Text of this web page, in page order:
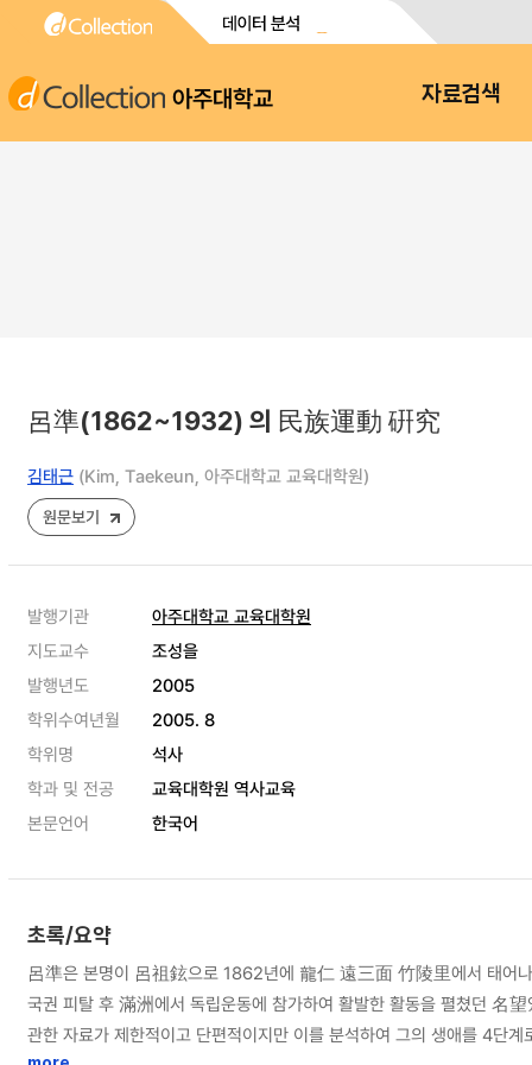
아주대학교 자료검색
呂準(1862~1932) 의 民族運動 硏究
김태근 (Kim, Taekeun, 아주대학교 교육대학원)
원문보기
발행기관
아주대학교 교육대학원
지도교수
조성을
발행년도
2005
학위수여년월
2005. 8
학위명
석사
학과 및 전공
교육대학원 역사교육
본문언어
한국어
초록/요약
呂準은 본명이 呂祖鉉으로 1862년에 龍仁 遠三面 竹陵里에서 태어
국권 피탈 후 滿洲에서 독립운동에 참가하여 활발한 활동을 펼쳤던 名
관한 자료가 제한적이고 단편적이지만 이를 분석하여 그의 생애를 4